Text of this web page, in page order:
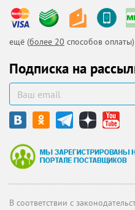
ещё (более 20 способов оплаты)
Подписка на
В соответствии с